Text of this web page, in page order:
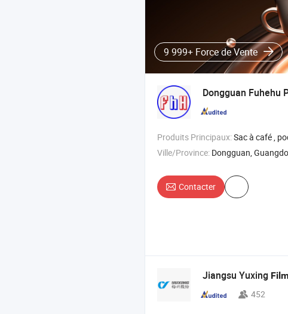
9 999+ Force de Vente
Dongguan Fuhehu
Produits Principaux:Sac à café , pochette debout , pochette à fond plat , pochette
Ville/Province: Dongguan,
Contacter
Jiangsu Yuxing Film
452